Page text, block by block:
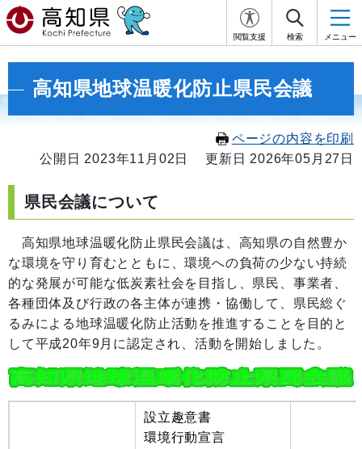
閲覧支援 検索 メニュー
高知県地球温暖化防止県民会議
ページの内容を印刷
公開日 2023年11月02日
更新日 2026年05月27日
県民会議について
高知県地球温暖化防止県民会議は、高知県の自然豊か
な環境を守り育むとともに、環境への負荷の少ない持続
的な発展が可能な低炭素社会を目指し、県民、事業者、
各種団体及び行政の各主体が連携・協働して、県民総ぐ
るみによる地球温暖化防止活動を推進することを目的と
して平成20年9月に認定され、活動を開始しました。
設立趣意書
環境行動宣言